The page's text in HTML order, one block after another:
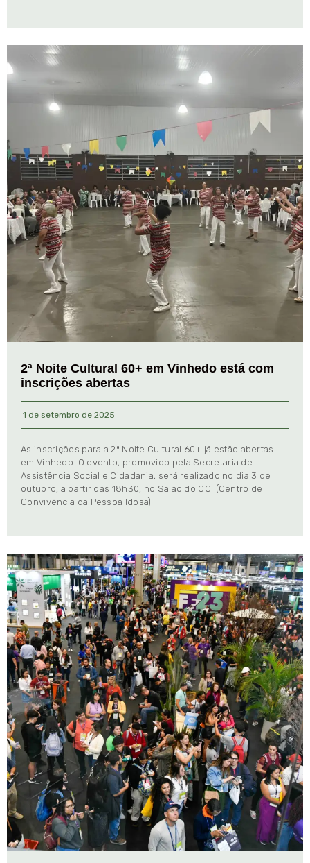
2ª Noite Cultural 60+ em Vinhedo está com
inscrições abertas
1 de setembro de 2025
As inscrições para a 2ª Noite Cultural 60+ já estão abertas
em Vinhedo. O evento, promovido pela Secretaria de
Assistência Social e Cidadania, será realizado no dia 3 de
outubro, a partir das 18h30, no Salão do CCI (Centro de
Convivência da Pessoa Idosa).